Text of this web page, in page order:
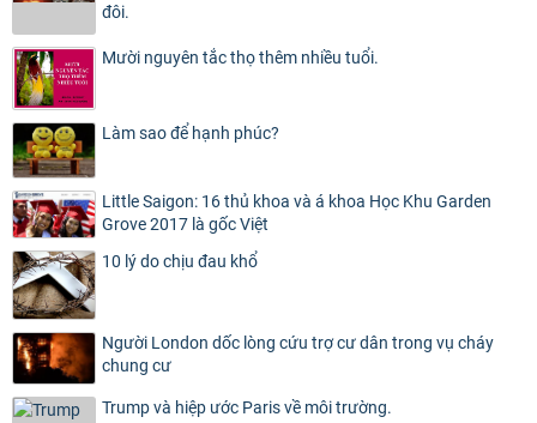
đôi.
Mười nguyên tắc thọ thêm nhiều tuổi.
Làm sao để hạnh phúc?
Little Saigon: 16 thủ khoa và á khoa Học Khu Garden
Grove 2017 là gốc Việt
10 lý do chịu đau khổ
Người London dốc lòng cứu trợ cư dân trong vụ cháy
chung cư
Trump và hiệp ước Paris về môi trường.